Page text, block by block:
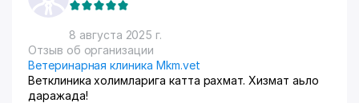
8 августа 2025 г.
Отзыв об организации
Ветеринарная клиника Mkm.vet
Ветклиника холимларига катта рахмат. Хизмат аьло
даражада!